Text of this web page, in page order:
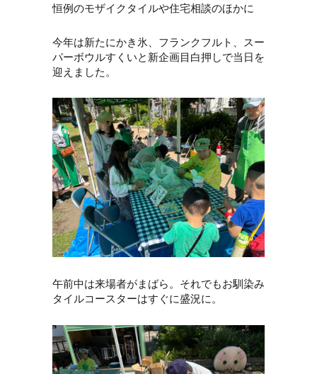
恒例のモザイクタイルや住宅相談のほかに
今年は新たにかき氷、フランクフルト、スー
パーボウルすくいと新企画目白押しで当日を
迎えました。
午前中は来場者がまばら。それでもお馴染み
タイルコースターはすぐに盛況に。